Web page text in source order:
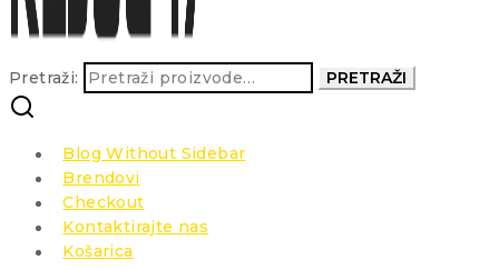
Pretraži: PRETRAŽI
Blog Without Sidebar
Brendovi
Checkout
Kontaktirajte nas
Košarica